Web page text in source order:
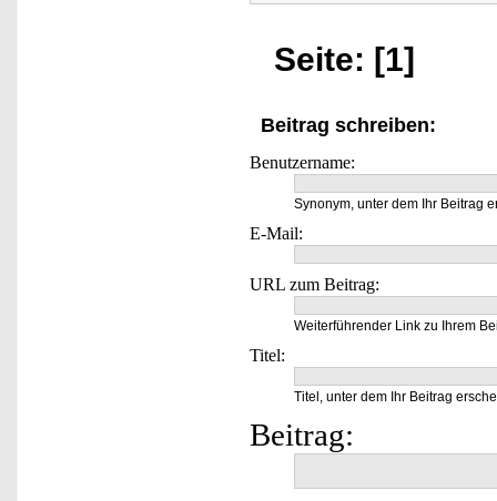
Seite: [1]
Beitrag schreiben:
Benutzername:
Synonym, unter dem Ihr Beitrag
E-Mail:
URL zum Beitrag:
Weiterführender Link zu Ihrem
Titel:
Titel, unter dem Ihr Beitrag
Beitrag: